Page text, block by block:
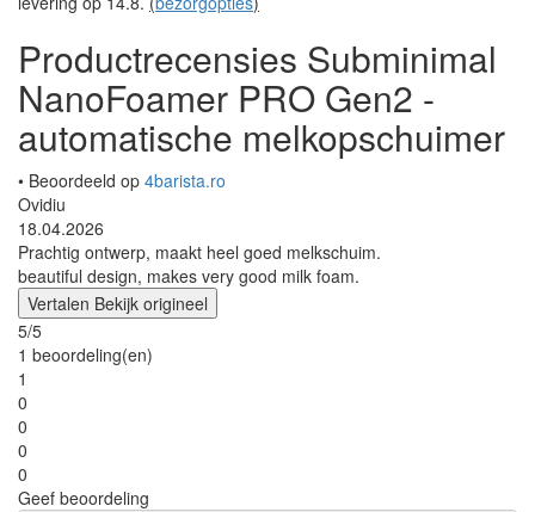
Productrecensies Subminimal
NanoFoamer PRO Gen2 -
automatische melkopschuimer
• Beoordeeld op 4barista.ro
Ovidiu
18.04.2026
Prachtig ontwerp, maakt heel goed melkschuim.
beautiful design, makes very good milk foam.
Vertalen Bekijk origineel
5/5
1 beoordeling(en)
1
0
0
0
0
Geef beoordeling